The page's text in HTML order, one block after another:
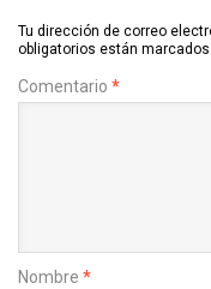
Tu dirección de correo
obligatorios están
Comentario *
Nombre *